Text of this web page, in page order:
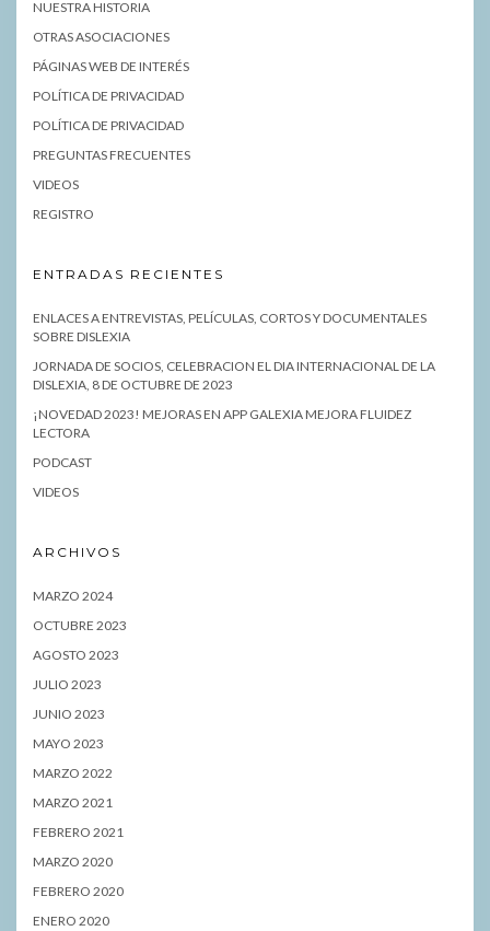
NUESTRA HISTORIA
OTRAS ASOCIACIONES
PÁGINAS WEB DE INTERÉS
POLÍTICA DE PRIVACIDAD
POLÍTICA DE PRIVACIDAD
PREGUNTAS FRECUENTES
VIDEOS
REGISTRO
ENTRADAS RECIENTES
ENLACES A ENTREVISTAS, PELÍCULAS, CORTOS Y DOCUMENTALES
SOBRE DISLEXIA
JORNADA DE SOCIOS, CELEBRACION EL DIA INTERNACIONAL DE LA
DISLEXIA, 8 DE OCTUBRE DE 2023
¡NOVEDAD 2023! MEJORAS EN APP GALEXIA MEJORA FLUIDEZ
LECTORA
PODCAST
VIDEOS
ARCHIVOS
MARZO 2024
OCTUBRE 2023
AGOSTO 2023
JULIO 2023
JUNIO 2023
MAYO 2023
MARZO 2022
MARZO 2021
FEBRERO 2021
MARZO 2020
FEBRERO 2020
ENERO 2020